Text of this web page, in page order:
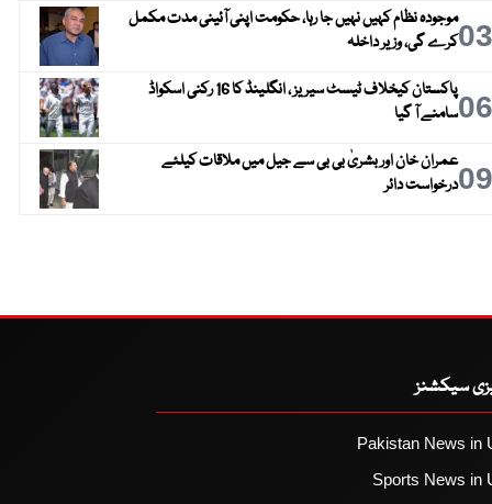
03موجودہ نظام کہیں نہیں جا رہا، حکومت اپنی آئینی مدت مکمل
کرے گی، وزیر داخلہ
06
پاکستان کیخلاف ٹیسٹ سیریز ، انگلینڈ کا 16 رکنی اسکواڈ
سامنے آ گیا
09عمران خان اور بشریٰ بی بی سے جیل میں ملاقات کیلئے
درخواست دائر
سیکشنز
Pakistan News in
Sports News in